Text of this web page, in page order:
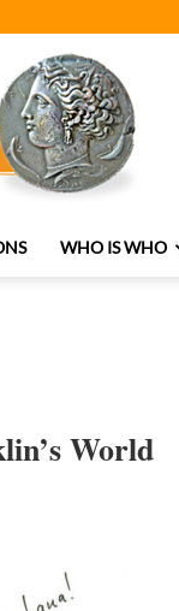
WHO IS WHO
World